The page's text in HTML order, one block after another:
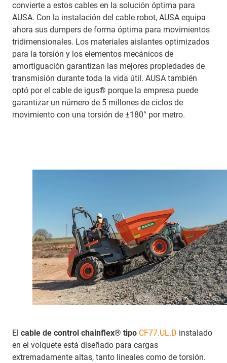
convierte a estos cables en la solución óptima para
AUSA. Con la instalación del cable robot, AUSA equipa
ahora sus dumpers de forma óptima para movimientos
tridimensionales. Los materiales aislantes optimizados
para la torsión y los elementos mecánicos de
amortiguación garantizan las mejores propiedades de
transmisión durante toda la vida útil. AUSA también
optó por el cable de igus® porque la empresa puede
garantizar un número de 5 millones de ciclos de
movimiento con una torsión de ±180° por metro.
El cable de control chainflex® tipo CF77.UL.D instalado
en el volquete está diseñado para cargas
extremadamente altas, tanto lineales como de torsión.